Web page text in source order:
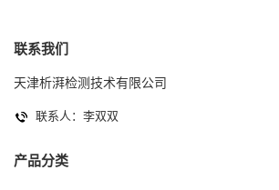
联系我们
天津析湃检测技术有限公司
联系人：李双双
产品分类